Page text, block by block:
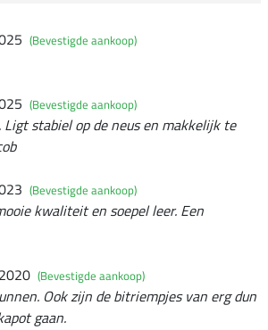
(Bevestigde aankoop)
(Bevestigde aankoop)
Ligt stabiel op de neus en makkelijk te
(Bevestigde aankoop)
kwaliteit en soepel leer. Een
(Bevestigde aankoop)
Ook zijn de bitriempjes van erg dun
gaan.